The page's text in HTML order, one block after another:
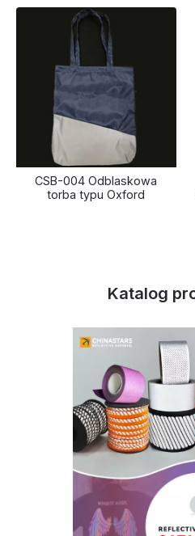
CSB-004 Odblaskowa
torba typu Oxford
Katalog